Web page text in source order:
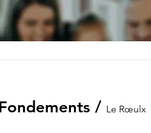
/ Le Rœulx